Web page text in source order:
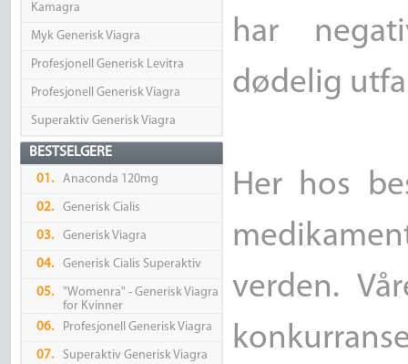
Kamagra
Myk Generisk Viagra
Profesjonell Generisk Levitra
Profesjonell Generisk Viagra
Superaktiv Generisk Viagra
BESTSELGERE
01. Anaconda 120mg
02. Generisk Cialis
03. Generisk Viagra
04. Generisk Cialis Superaktiv
05.
"Womenra" - Generisk Viagra
for Kvinner
06.
Profesjonell Generisk Viagra
07. Superaktiv Generisk Viagra
har
dødelig
Her hos
verden.